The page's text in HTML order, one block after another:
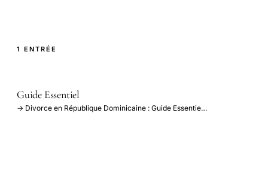
1 ENTRÉE
Guide Essentiel
→ Divorce en République Dominicaine : Guide Essentie…